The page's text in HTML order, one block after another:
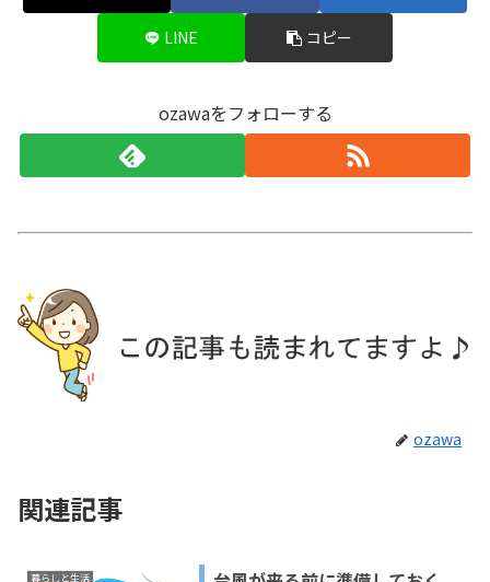
LINE コピー
ozawaをフォローする
ozawa
関連記事
暮らしと生活